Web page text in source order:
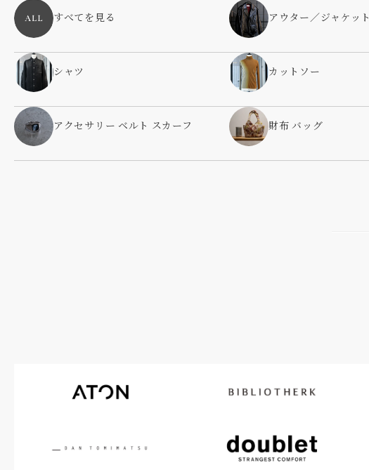
すべてを見る アウター／ジャケット
シャツ カットソー
アクセサリー ベルト スカーフ 財布 バッグ